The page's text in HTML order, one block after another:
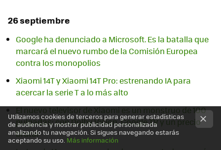
26 septiembre
Google ha denunciado a Microsoft. Es la batalla que
marcará el nuevo rumbo de la Comisión Europea
contra los monopolios
Xiaomi 14T y Xiaomi 14T Pro: estrenando IA para
acercar la serie T a lo más alto
El nuevo televisor de Xiaomi es un monstruo de 100
pulgadas: con Dolby Vision, Google TV y un precio
brutal
Utilizamos cookies de terceros para generar estadísticas
de audiencia y mostrar publicidad personalizada
analizando tu navegación. Si sigues navegando estarás
aceptando su uso. Más información